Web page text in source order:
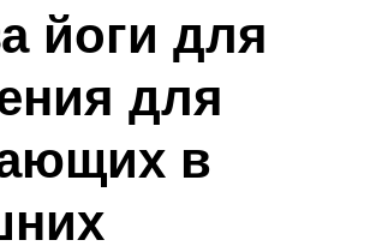
йоги для
для
в